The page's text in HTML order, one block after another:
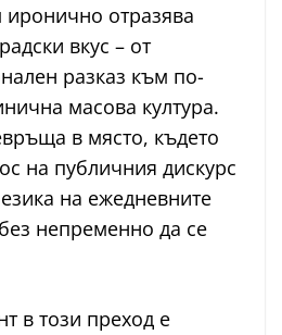
иронично отразява
вкус – от
разказ към по-
масова култура.
в място, където
на публичния дискурс
на ежедневните
непременно да се
в този преход е